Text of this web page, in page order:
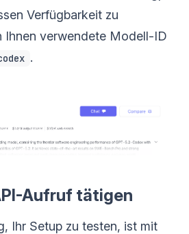
Verfügbarkeit zu
Ihnen verwendete Modell-ID
.
Aufruf tätigen
Ihr Setup zu testen, ist mit